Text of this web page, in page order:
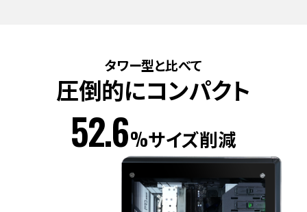
タワー型と比べて
圧倒的にコンパクト
52.6%サイズ削減